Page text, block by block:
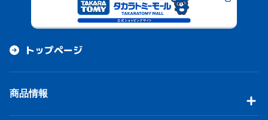
トップページ
商品情報